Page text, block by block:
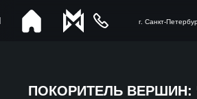
г. Санкт-
ПОКОРИТЕЛЬ